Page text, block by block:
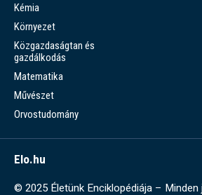
Kémia
Környezet
Közgazdaságtan és
gazdálkodás
Matematika
Művészet
Orvostudomány
Elo.hu
© 2025 Életünk Enciklopédiája –